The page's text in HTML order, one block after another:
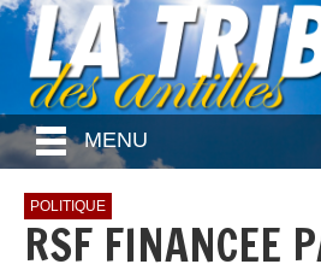
MENU
POLITIQUE
RSF FINANCEE